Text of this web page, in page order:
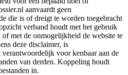
aanvaardt geen
die is of dreigt te worden toegebracht
verband houdt met het gebruik
met de onmogelijkheid de website te
deze disclaimer, is
verantwoordelijk voor kenbaar aan de
van derden. Koppeling houdt
in.